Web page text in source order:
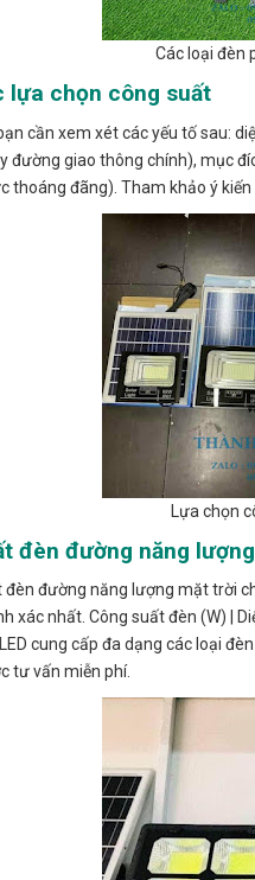
Các loại đèn
lựa chọn công suất
cần xem xét các yếu tố sau:
đường giao thông chính), mục
thoáng đãng). Tham khảo ý
Lựa chọn
đèn đường năng
đèn đường năng lượng mặt trời
xác nhất. Công suất đèn (W) |
cung cấp đa dạng các loại
tư vấn miễn phí.